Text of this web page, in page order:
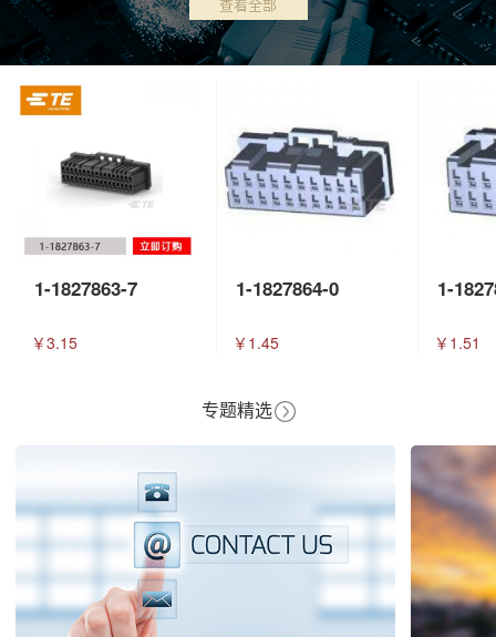
1-1827863-7
￥3.15
1-1827864-0
￥1.45
1-
￥1.51
专题精选